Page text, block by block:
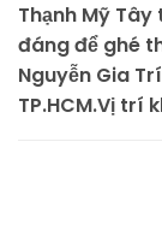
Thạnh Mỹ
đáng để ghé
Nguyễn Gia
TP.HCM.Vị trí